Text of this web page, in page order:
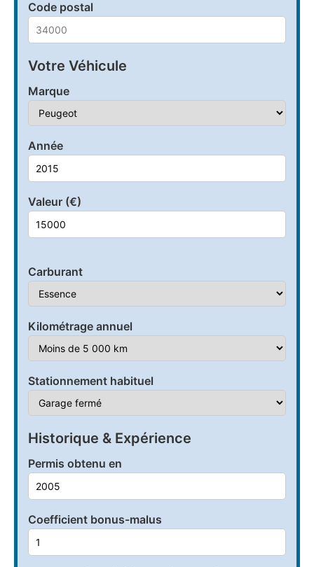
Code postal
Votre Véhicule
Marque
Année
Valeur (€)
Carburant
Kilométrage annuel
Stationnement habituel
Historique & Expérience
Permis obtenu en
Coefficient bonus-malus